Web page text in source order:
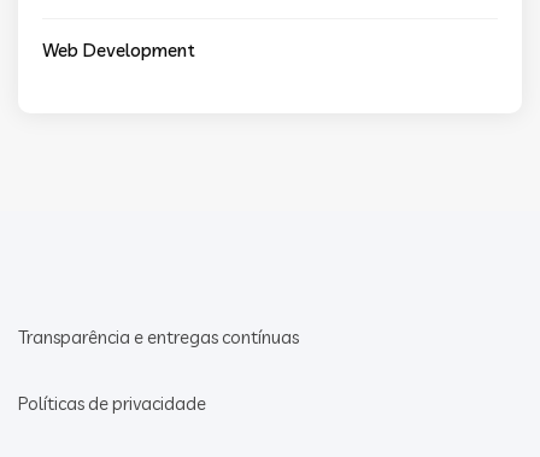
Web Development
Transparência e entregas contínuas
Políticas de privacidade